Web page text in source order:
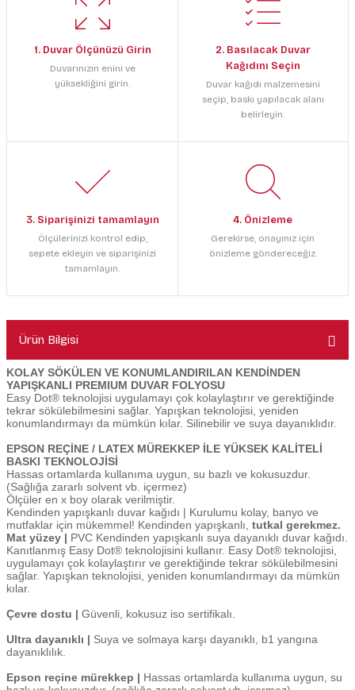
1. Duvar Ölçünüzü Girin
Duvarınızın enini ve
yüksekliğini girin.
2. Basılacak Duvar
Kağıdını Seçin
Duvar kağıdı malzemesini
seçip, baskı yapılacak alanı
belirleyin.
3. Siparişinizi tamamlayın
Ölçülerinizi kontrol edip,
sepete ekleyin ve siparişinizi
tamamlayın.
4. Önizleme
Gerekirse, onayınız için
önizleme göndereceğiz.
Ürün Bilgisi
KOLAY SÖKÜLEN VE KONUMLANDIRILAN KENDİNDEN
YAPIŞKANLI PREMIUM DUVAR FOLYOSU
Easy Dot® teknolojisi uygulamayı çok kolaylaştırır ve gerektiğinde
tekrar sökülebilmesini sağlar. Yapışkan teknolojisi, yeniden
konumlandırmayı da mümkün kılar. Silinebilir ve suya dayanıklıdır.
EPSON REÇİNE / LATEX MÜREKKEP İLE YÜKSEK KALİTELİ
BASKI TEKNOLOJİSİ
Hassas ortamlarda kullanıma uygun, su bazlı ve kokusuzdur.
(Sağlığa zararlı solvent vb. içermez)
Ölçüler en x boy olarak verilmiştir.
Kendinden yapışkanlı duvar kağıdı | Kurulumu kolay, banyo ve
mutfaklar için mükemmel! Kendinden yapışkanlı, tutkal gerekmez.
Mat yüzey | PVC Kendinden yapışkanlı suya dayanıklı duvar kağıdı.
Kanıtlanmış Easy Dot® teknolojisini kullanır. Easy Dot® teknolojisi,
uygulamayı çok kolaylaştırır ve gerektiğinde tekrar sökülebilmesini
sağlar. Yapışkan teknolojisi, yeniden konumlandırmayı da mümkün
kılar.
Çevre dostu | Güvenli, kokusuz iso sertifikalı.
Ultra dayanıklı | Suya ve solmaya karşı dayanıklı, b1 yangına
dayanıklılık.
Epson reçine mürekkep | Hassas ortamlarda kullanıma uygun, su